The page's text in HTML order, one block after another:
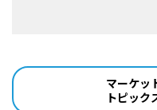
マーケッ
トピッ